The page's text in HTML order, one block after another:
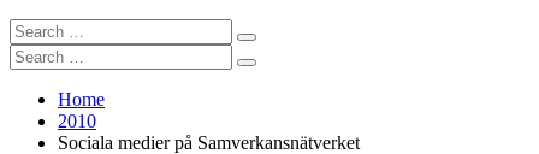
Search
for:
Search
Search
for:
Search
Home
2010
Sociala medier på Samverkansnätverket